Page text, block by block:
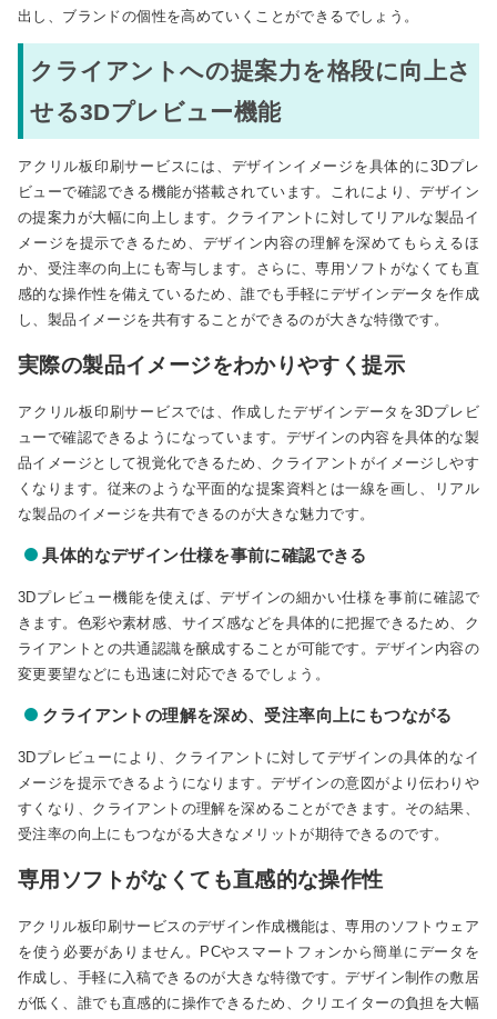
出し、ブランドの個性を高めていくことができるでしょう。
クライアントへの提案力を格段に向上さ
せる3Dプレビュー機能
アクリル板印刷サービスには、デザインイメージを具体的に3Dプレ
ビューで確認できる機能が搭載されています。これにより、デザイン
の提案力が大幅に向上します。クライアントに対してリアルな製品イ
メージを提示できるため、デザイン内容の理解を深めてもらえるほ
か、受注率の向上にも寄与します。さらに、専用ソフトがなくても直
感的な操作性を備えているため、誰でも手軽にデザインデータを作成
し、製品イメージを共有することができるのが大きな特徴です。
実際の製品イメージをわかりやすく提示
アクリル板印刷サービスでは、作成したデザインデータを3Dプレビ
ューで確認できるようになっています。デザインの内容を具体的な製
品イメージとして視覚化できるため、クライアントがイメージしやす
くなります。従来のような平面的な提案資料とは一線を画し、リアル
な製品のイメージを共有できるのが大きな魅力です。
具体的なデザイン仕様を事前に確認できる
3Dプレビュー機能を使えば、デザインの細かい仕様を事前に確認で
きます。色彩や素材感、サイズ感などを具体的に把握できるため、ク
ライアントとの共通認識を醸成することが可能です。デザイン内容の
変更要望などにも迅速に対応できるでしょう。
クライアントの理解を深め、受注率向上にもつながる
3Dプレビューにより、クライアントに対してデザインの具体的なイ
メージを提示できるようになります。デザインの意図がより伝わりや
すくなり、クライアントの理解を深めることができます。その結果、
受注率の向上にもつながる大きなメリットが期待できるのです。
専用ソフトがなくても直感的な操作性
アクリル板印刷サービスのデザイン作成機能は、専用のソフトウェア
を使う必要がありません。PCやスマートフォンから簡単にデータを
作成し、手軽に入稿できるのが大きな特徴です。デザイン制作の敷居
が低く、誰でも直感的に操作できるため、クリエイターの負担を大幅